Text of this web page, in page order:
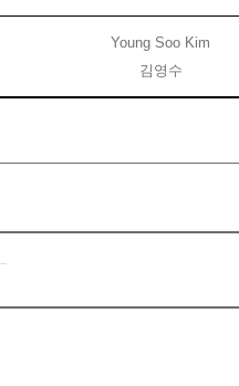
Young Soo Kim
김영수